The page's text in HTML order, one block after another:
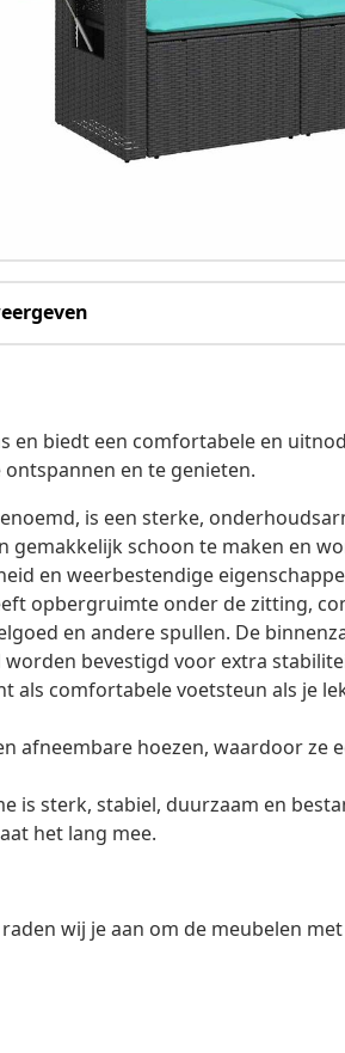
en biedt een comfortabele en
en te genieten.
is een sterke,
schoon te maken en
en weerbestendige
opbergruimte onder de zitting,
en andere spullen. De
bevestigd voor extra
als comfortabele voetsteun als je
afneembare hoezen, waardoor ze
is sterk, stabiel, duurzaam en
het lang mee.
wij je aan om de meubelen